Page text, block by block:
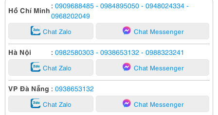
Hồ Chí Minh : 0909688485 - 0984895050 - 0948024334 -
0968202049
Chat Zalo Chat Messenger
Hà Nội : 0982580303 - 0938653132 - 0988323241
Chat Zalo Chat Messenger
VP Đà Nẵng : 0938653132
Chat Zalo Chat Messenger